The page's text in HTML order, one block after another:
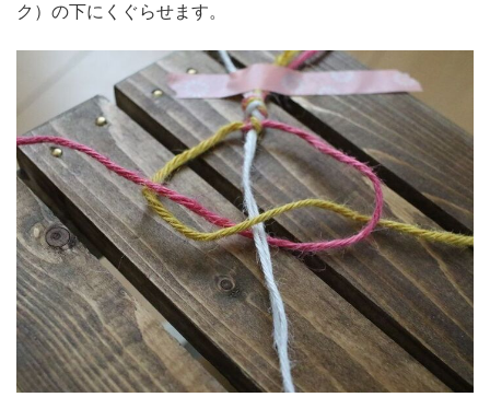
ク）の下にくぐらせます。